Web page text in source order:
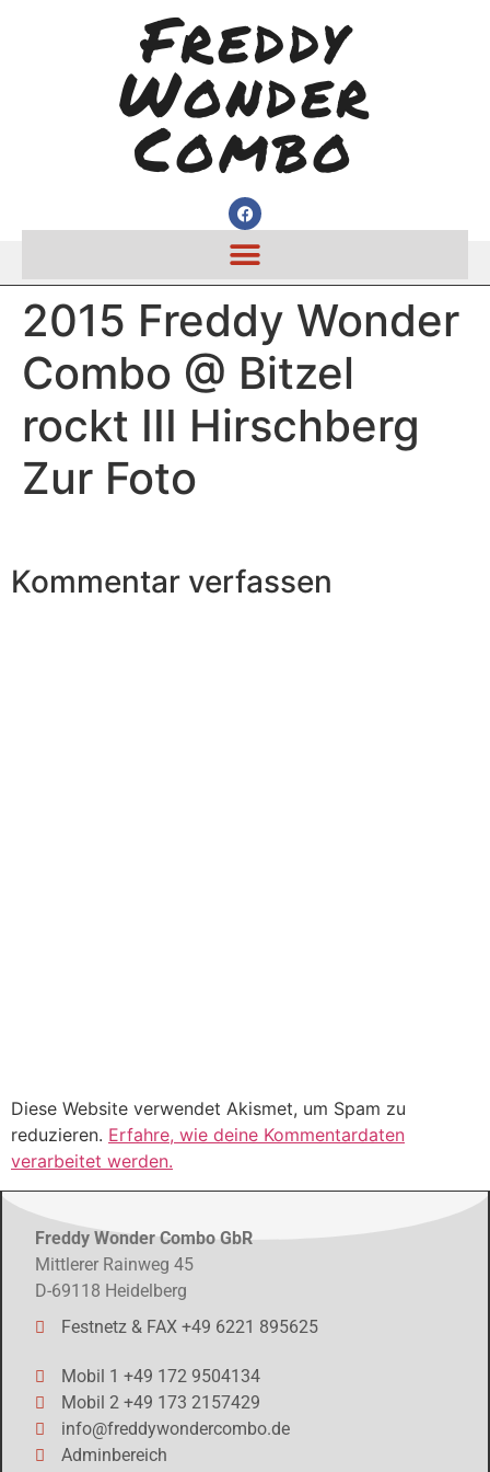
Freddy
Wonder
Combo
2015 Freddy Wonder
Combo @ Bitzel
rockt III Hirschberg
Zur Foto
Kommentar verfassen
Diese Website verwendet Akismet, um Spam zu
reduzieren. Erfahre, wie deine Kommentardaten
verarbeitet werden.
Freddy Wonder Combo GbR
Mittlerer Rainweg 45
D-69118 Heidelberg
Festnetz & FAX +49 6221 895625
Mobil 1 +49 172 9504134
Mobil 2 +49 173 2157429
info@freddywondercombo.de
Adminbereich